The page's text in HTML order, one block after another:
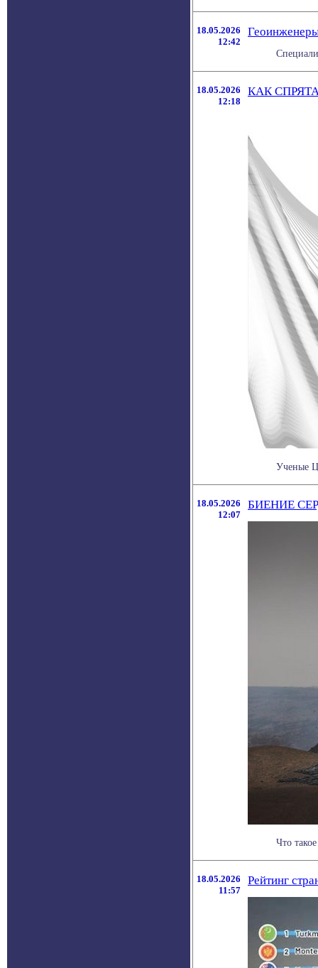
18.05.2026
12:42
18.05.2026
12:18
КАК
Ученые
18.05.2026
12:07
БИЕНИЕ
Что
18.05.2026
11:57
Рейтинг